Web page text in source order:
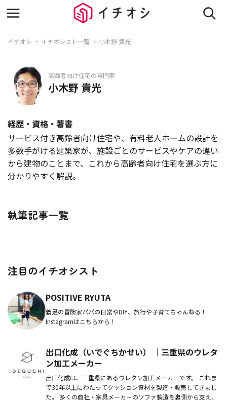
イチオシ イチオシスト一覧 小木野 貴光
高齢者向け住宅の専門家
小木野 貴光
経歴・資格・著書
サービス付き高齢者向け住宅や、有料老人ホームの設計を
多数手がける建築家が、施設ごとのサービスやケアの違い
から建物のことまで、これから高齢者向け住宅を選ぶ方に
分かりやすく解説。
執筆記事一覧
注目のイチオシスト
POSITIVE RYUTA
義足の冒険家パパの日常やDIY、旅行や子育てちゃんねる！
Instagramはこちらから！
出口化成（いでぐちかせい） ｜三重県のウレタ
ン加工メーカー
出口化成は、三重県にあるウレタン加工メーカーです。 これま
で30年以上にわたってクッション資材を製造・販売してきまし
た。 多くの商社・家具メーカーのソファ製造を裏側から支え、